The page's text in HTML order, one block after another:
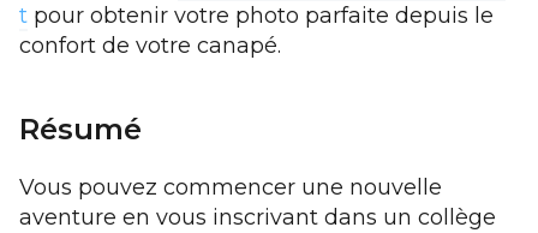
t pour obtenir votre photo parfaite depuis le
confort de votre canapé.
Résumé
Vous pouvez commencer une nouvelle
aventure en vous inscrivant dans un collège